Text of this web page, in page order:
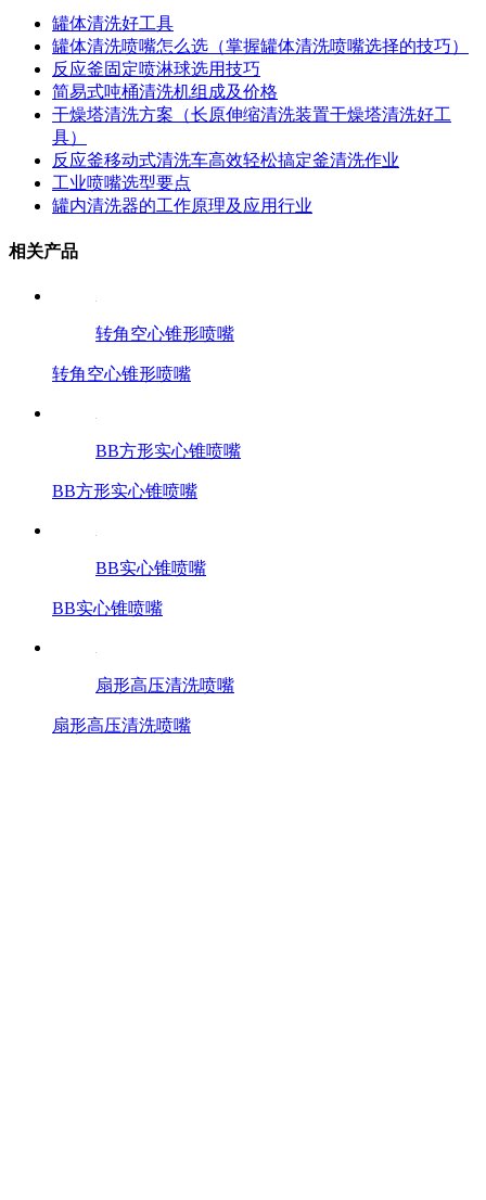
罐体清洗好工具
罐体清洗喷嘴怎么选（掌握罐体清洗喷嘴选择的技巧）
反应釜固定喷淋球选用技巧
简易式吨桶清洗机组成及价格
干燥塔清洗方案（长原伸缩清洗装置干燥塔清洗好工
具）
反应釜移动式清洗车高效轻松搞定釜清洗作业
工业喷嘴选型要点
罐内清洗器的工作原理及应用行业
相关产品
转角空心锥形喷嘴
转角空心锥形喷嘴
BB方形实心锥喷嘴
BB方形实心锥喷嘴
BB实心锥喷嘴
BB实心锥喷嘴
扇形高压清洗喷嘴
扇形高压清洗喷嘴